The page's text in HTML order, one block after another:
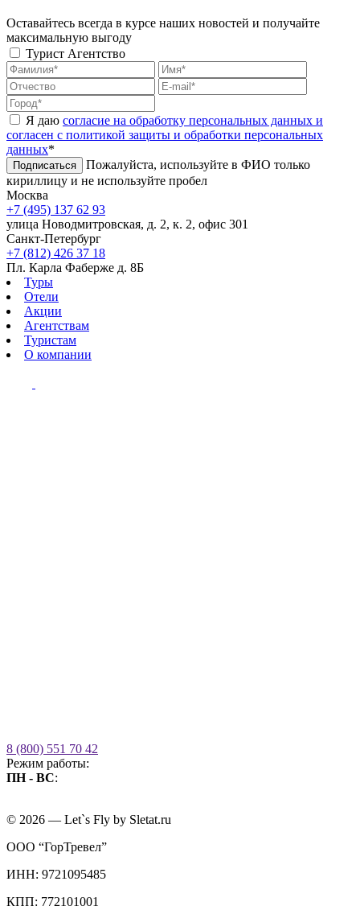
Оставайтесь всегда в курсе наших новостей и получайте
максимальную выгоду
Турист Агентство
Я даю согласие на обработку персональных данных и
согласен с политикой защиты и обработки персональных
данных*
Подписаться
Пожалуйста, используйте в ФИО только
кириллицу и не используйте пробел
Москва
+7 (495) 137 62 93
улица Новодмитровская, д. 2, к. 2, офис 301
Санкт-Петербург
+7 (812) 426 37 18
Пл. Карла Фаберже д. 8Б
Туры
Отели
Акции
Агентствам
Туристам
О компании
8 (800) 551 70 42
Режим работы:
ПН - ВС:
© 2026 — Let`s Fly by Sletat.ru
ООО “ГорТревел”
ИНН: 9721095485
КПП: 772101001